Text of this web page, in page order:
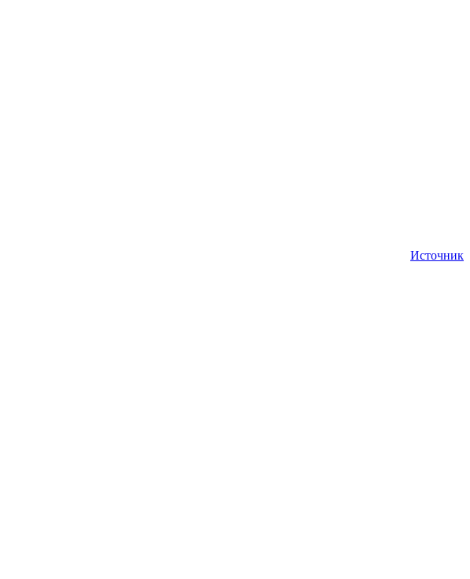
Источник